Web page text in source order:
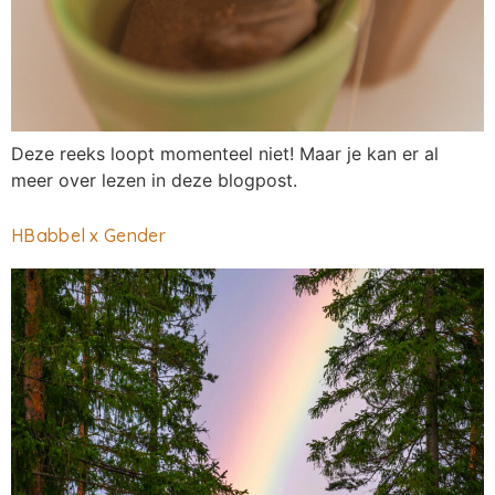
Deze reeks loopt momenteel niet! Maar je kan er al
meer over lezen in deze blogpost.
HBabbel x Gender